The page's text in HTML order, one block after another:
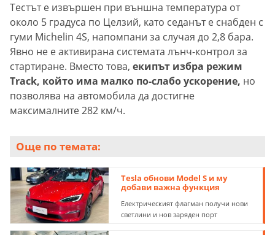
Тестът е извършен при външна температура от
около 5 градуса по Целзий, като седанът е снабден с
гуми Michelin 4S, напомпани за случая до 2,8 бара.
Явно не е активирана системата лънч-контрол за
стартиране. Вместо това, екипът избра режим
Track, който има малко по-слабо ускорение, но
позволява на автомобила да достигне
максималните 282 км/ч.
Още по темата:
Tesla обнови Model S и му
добави важна функция
Електрическият флагман получи нови
светлини и нов заряден порт